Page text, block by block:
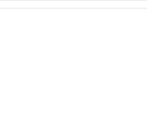
kdo si den bez kávy neumí...